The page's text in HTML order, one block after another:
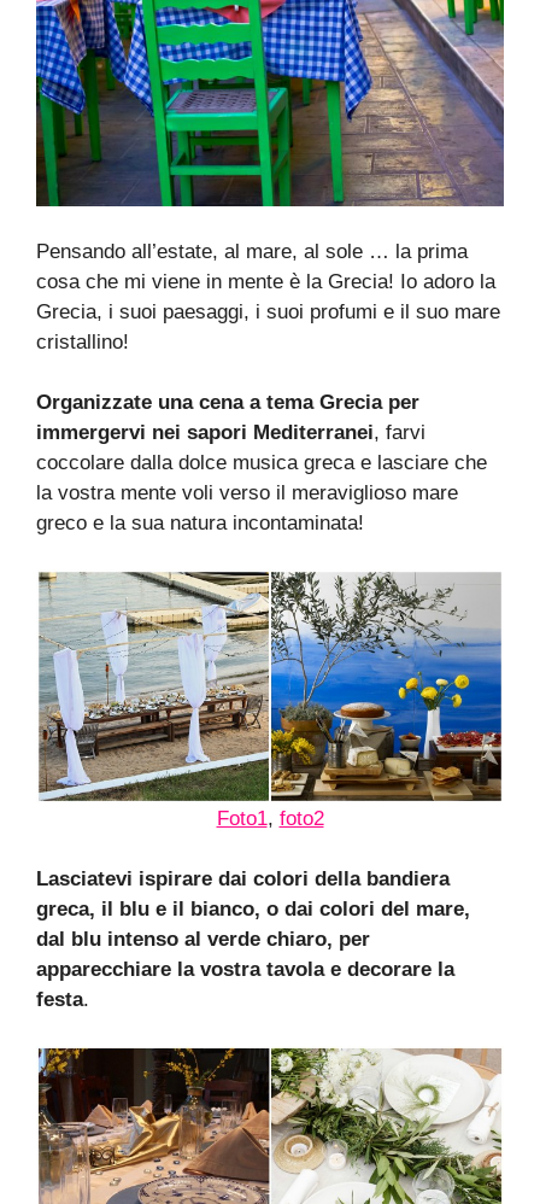
Pensando all’estate, al mare, al sole … la prima
cosa che mi viene in mente è la Grecia! Io adoro la
Grecia, i suoi paesaggi, i suoi profumi e il suo mare
cristallino!
Organizzate una cena a tema Grecia per
immergervi nei sapori Mediterranei, farvi
coccolare dalla dolce musica greca e lasciare che
la vostra mente voli verso il meraviglioso mare
greco e la sua natura incontaminata!
Foto1, foto2
Lasciatevi ispirare dai colori della bandiera
greca, il blu e il bianco, o dai colori del mare,
dal blu intenso al verde chiaro, per
apparecchiare la vostra tavola e decorare la
festa.